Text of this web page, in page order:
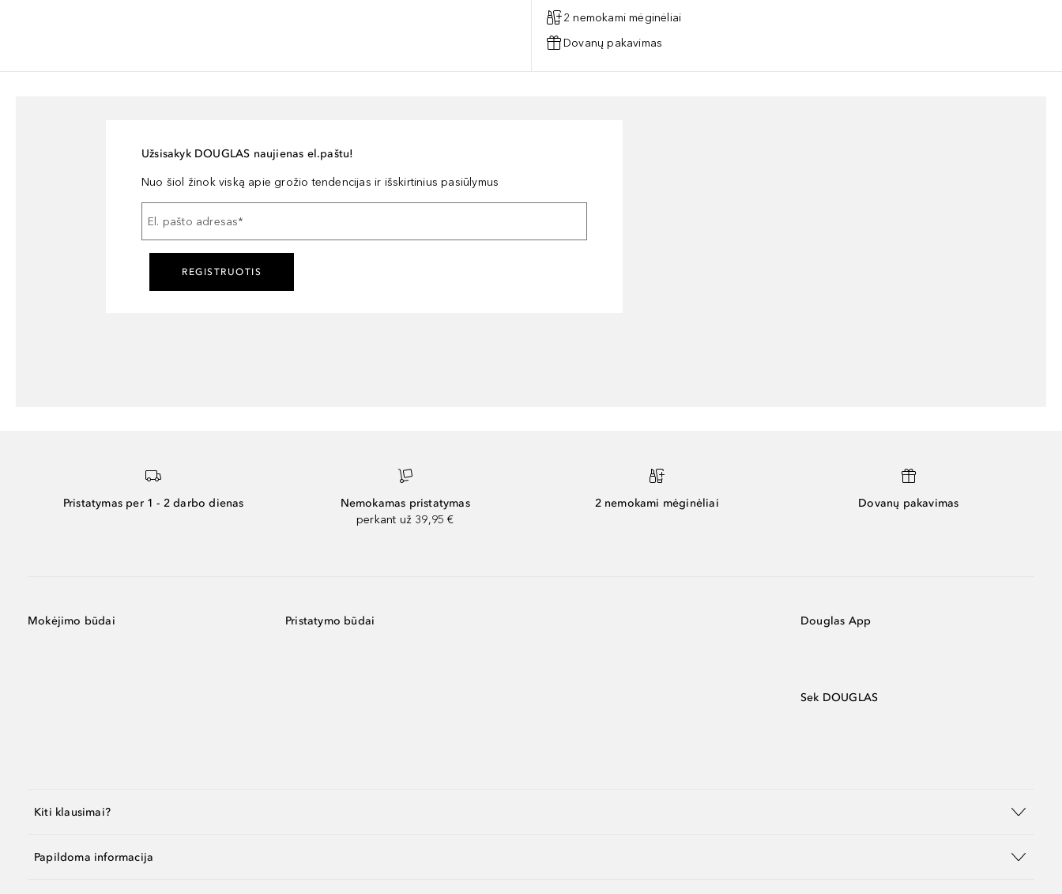
2 nemokami mėginėliai
Dovanų pakavimas
Užsisakyk DOUGLAS naujienas el.paštu!
Nuo šiol žinok viską apie grožio tendencijas ir išskirtinius pasiūlymus
El. pašto adresas*
REGISTRUOTIS
Pristatymas per 1 - 2 darbo dienas
Nemokamas pristatymas
perkant už 39,95 €
2 nemokami mėginėliai Dovanų pakavimas
Mokėjimo būdai Pristatymo būdai Douglas App
Sek DOUGLAS
Kiti klausimai?
Papildoma informacija